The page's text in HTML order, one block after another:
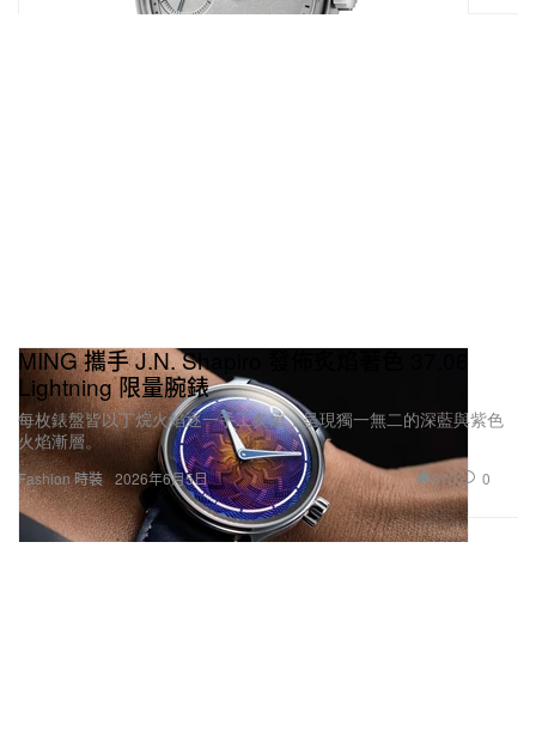
Fashion 時裝
MING 攜手 J.N. Shapiro 發佈炙焰著色 37.06
Lightning 限量腕錶
每枚錶盤皆以丁烷火焰逐一手工炙燒，呈現獨一無二的深藍與紫色
火焰漸層。
2026年6月5日 810 0